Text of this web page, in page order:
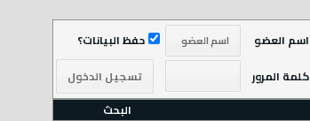
اسم العضو
حفظ البيانات؟
كلمة المرور
البحث